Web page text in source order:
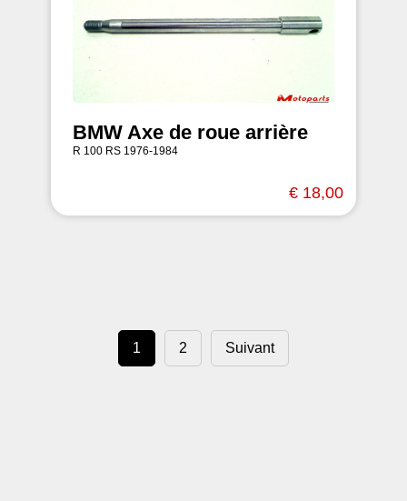
BMW Axe de roue arrière
R 100 RS 1976-1984
€ 18,00
1 2 Suivant